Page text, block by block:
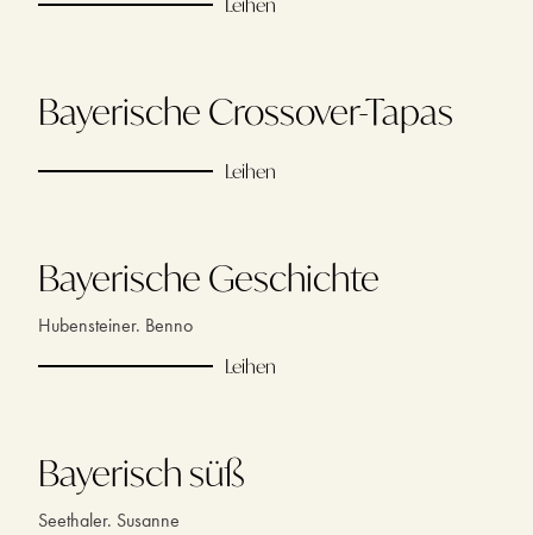
Bayerische Crossover-Tapas
Leihen
Bayerische Geschichte
Hubensteiner. Benno
Leihen
Bayerisch süß
Seethaler. Susanne